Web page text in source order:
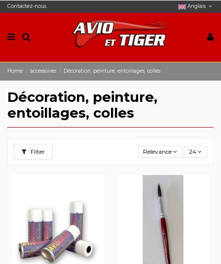
Contactez-nous Anglais
Home accessoires Décoration, peinture, entoillages, colles
Décoration, peinture,
entoillages, colles
Filter Relevance 24